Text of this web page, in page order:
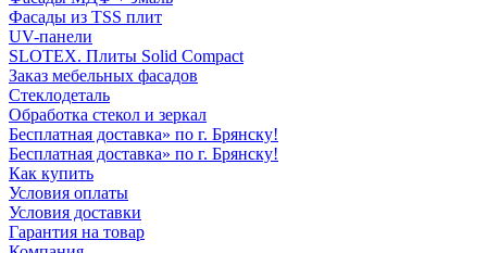
Фасады из TSS плит
UV-панели
SLOTEX. Плиты Solid Compact
Заказ мебельных фасадов
Стеклодеталь
Обработка стекол и зеркал
Бесплатная доставка» по г. Брянску!
Бесплатная доставка» по г. Брянску!
Как купить
Условия оплаты
Условия доставки
Гарантия на товар